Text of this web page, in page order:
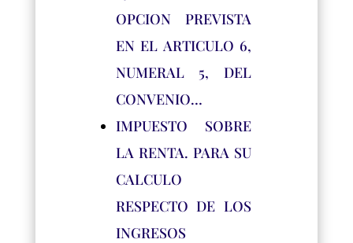
OPCION PREVISTA
EN EL ARTICULO 6,
NUMERAL 5, DEL
CONVENIO…
IMPUESTO SOBRE
LA RENTA. PARA SU
CALCULO
RESPECTO DE LOS
INGRESOS